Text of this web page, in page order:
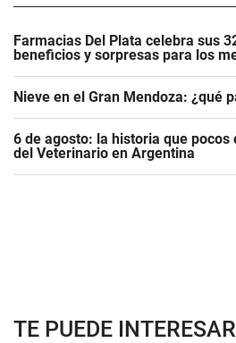
Farmacias Del Plata celebra sus
beneficios y sorpresas para los
Nieve en el Gran Mendoza: ¿qué
6 de agosto: la historia que pocos
del Veterinario en Argentina
TE PUEDE INTERESAR